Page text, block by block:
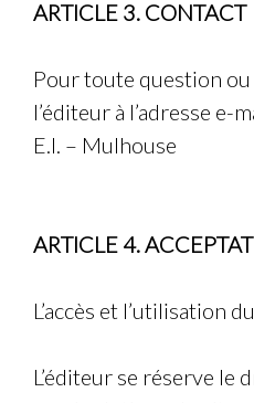
ARTICLE 3. CONTACT
Pour toute question
l’éditeur à l’adresse e-
E.I. – Mulhouse
ARTICLE 4.
L’accès et l’utilisation
L’éditeur se réserve le